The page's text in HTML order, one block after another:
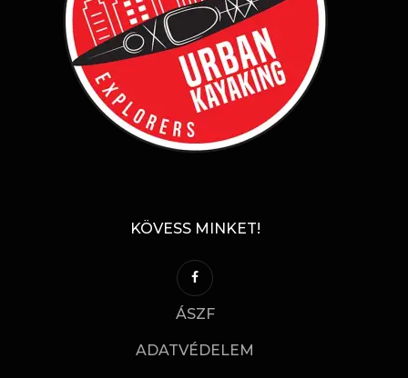
KÖVESS MINKET!
ÁSZF
ADATVÉDELEM